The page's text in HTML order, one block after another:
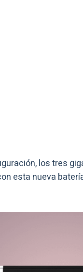
los tres
esta nueva